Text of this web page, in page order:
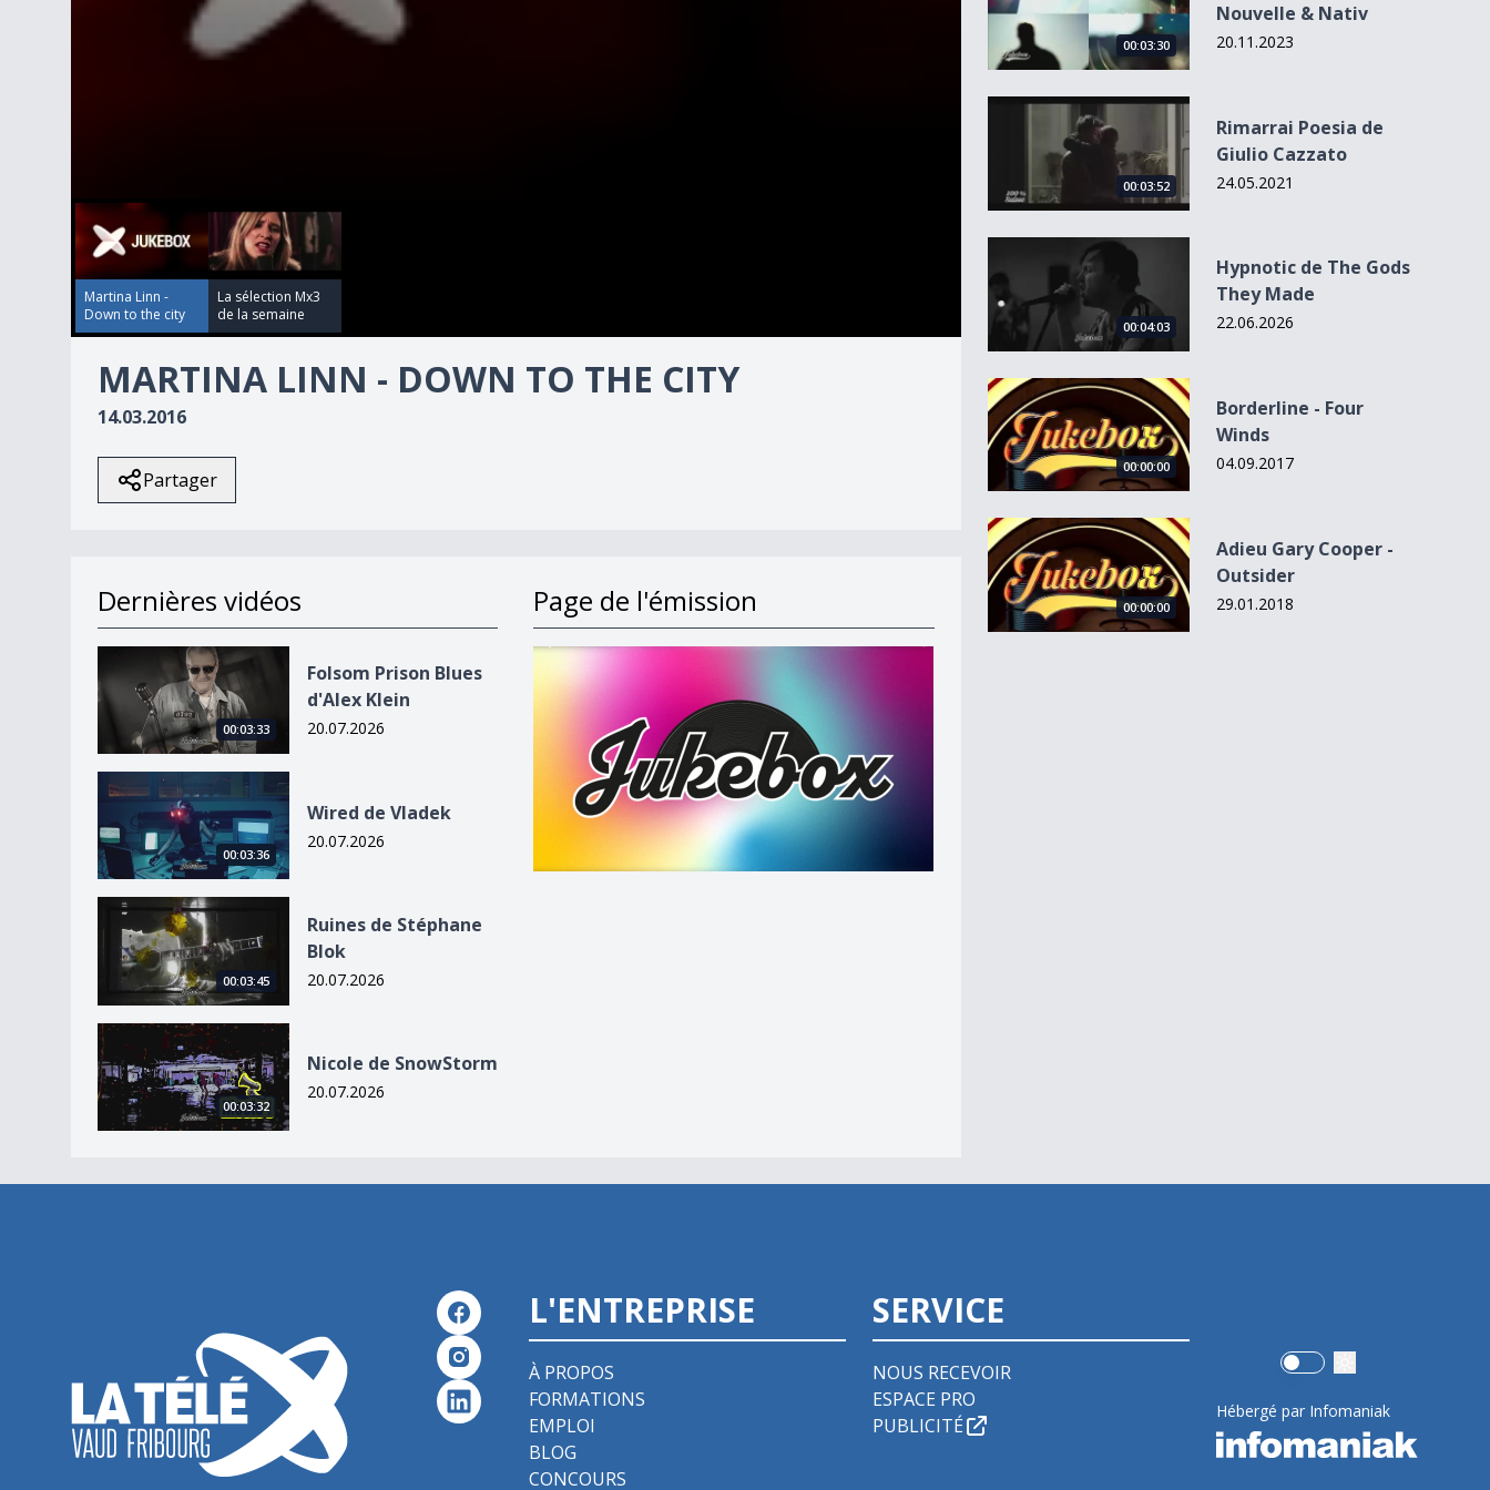
0
seconds
minutes,
seconds Volume
90%
Martina Linn -
Down to the city
La sélection Mx3
de la semaine
MARTINA LINN - DOWN TO THE CITY
14.03.2016
Partager
Dernières vidéos
Folsom Prison Blues d&#039;Alex Klein
00:03:33
Folsom Prison Blues
d'Alex Klein
20.07.2026
Wired de Vladek
00:03:36
Wired de Vladek
20.07.2026
Ruines de Stéphane Blok
00:03:45
Ruines de Stéphane
Blok
20.07.2026
Nicole de SnowStorm
00:03:32
Nicole de SnowStorm
20.07.2026
Page de l'émission
00:03:30
Nouvelle & Nativ
20.11.2023
Rimarrai Poesia de Giulio Cazzato
00:03:52
Rimarrai Poesia de
Giulio Cazzato
24.05.2021
Hypnotic de The Gods They Made
00:04:03
Hypnotic de The Gods
They Made
22.06.2026
Borderline - Four Winds
00:00:00
Borderline - Four
Winds
04.09.2017
Adieu Gary Cooper - Outsider
00:00:00
Adieu Gary Cooper -
Outsider
29.01.2018
L'ENTREPRISE
À PROPOS
FORMATIONS
EMPLOI
BLOG
CONCOURS
SERVICE
NOUS RECEVOIR
ESPACE PRO
PUBLICITÉ
Use setting
Hébergé par Infomaniak